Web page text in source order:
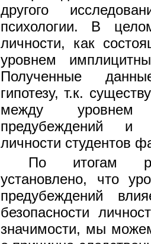
другого
психологии. В
личности, как
уровнем
Полученные
гипотезу, т.к.
между уровнем
предубеждений и
личности студентов
По итогам
установлено, что
предубеждений
безопасности
значимости, мы